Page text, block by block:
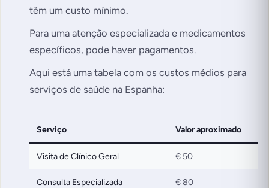
têm um custo mínimo.
Para uma atenção especializada e medicamentos
específicos, pode haver pagamentos.
Aqui está uma tabela com os custos médios para
serviços de saúde na Espanha:
Serviço Valor aproximado
Visita de Clínico Geral € 50
Consulta Especializada € 80